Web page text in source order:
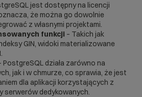
jest dostępny na licencji
że można go dowolnie
z własnymi projektami.
funkcji – Takich jak
GIN, widoki materializowane
PostgreSQL działa zarówno na
jak i w chmurze, co sprawia, że jest
dla aplikacji korzystających z
serwerów dedykowanych.